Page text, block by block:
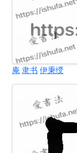
庵 隶书 伊秉绶